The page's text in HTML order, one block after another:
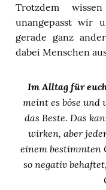
Trotzdem
unangepasst wir
gerade ganz
dabei Menschen
Im Alltag für
meint es böse
das Beste. Das
wirken, aber
einem bestimmten
so negativ